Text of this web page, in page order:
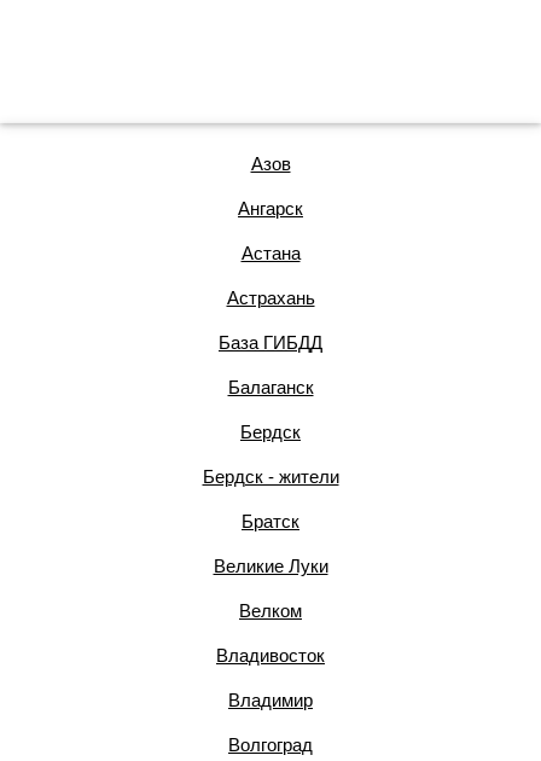
Азов
Ангарск
Астана
Астрахань
База ГИБДД
Балаганск
Бердск
Бердск - жители
Братск
Великие Луки
Велком
Владивосток
Владимир
Волгоград